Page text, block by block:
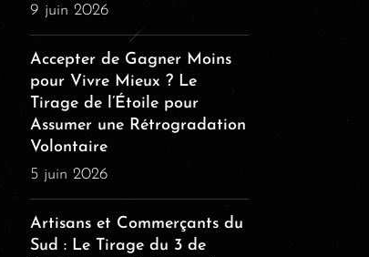
9 juin 2026
Accepter de Gagner Moins
pour Vivre Mieux ? Le
Tirage de l’Étoile pour
Assumer une Rétrogradation
Volontaire
5 juin 2026
Artisans et Commerçants du
Sud : Le Tirage du 3 de